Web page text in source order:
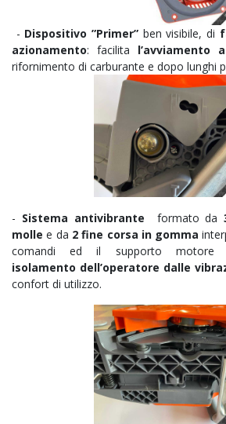
- Dispositivo ”Primer” ben visibile, di
azionamento: facilita l’avviamento
rifornimento di carburante e dopo lunghi
- Sistema antivibrante formato da
molle e da 2 fine corsa in gomma
comandi ed il supporto motore
isolamento dell’operatore dalle
confort di utilizzo.